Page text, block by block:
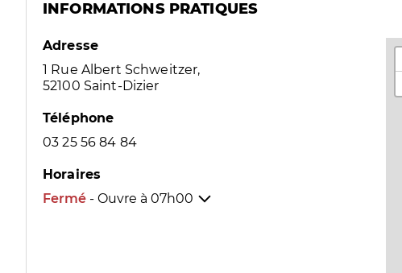
INFORMATIONS PRATIQUES
Adresse
1 Rue Albert Schweitzer,
52100 Saint-Dizier
Téléphone
03 25 56 84 84
Horaires
Fermé - Ouvre à 07h00